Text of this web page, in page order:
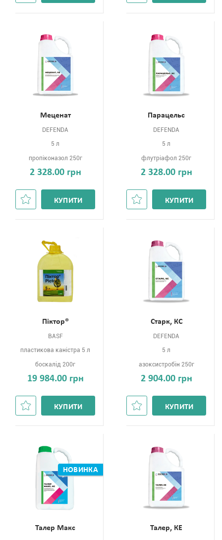
Меценат
DEFENDA
5 л
пропіконазол 250г
2 328.00 грн
КУПИТИ
Парацельс
DEFENDA
5 л
флутріафол 250г
2 328.00 грн
КУПИТИ
Піктор®
BASF
пластикова каністра 5 л
боскалід 200г
19 984.00 грн
КУПИТИ
Старк, КС
DEFENDA
5 л
азоксистробін 250г
2 904.00 грн
КУПИТИ
Талер Макс
НОВИНКА
Талер, КЕ